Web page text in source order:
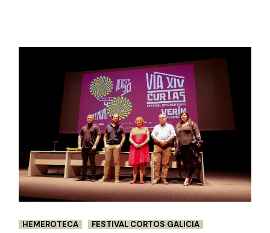
HEMEROTECA
FESTIVAL CORTOS GALICIA